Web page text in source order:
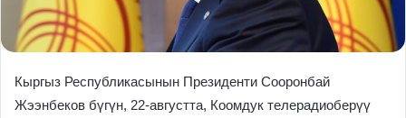
Кыргыз Республикасынын Президенти Сооронбай
Жээнбеков бүгүн, 22-августта, Коомдук телерадиоберүү